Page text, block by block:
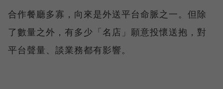
合作餐廳多寡，向來是外送平台命脈之一。但除
了數量之外，有多少「名店」願意投懷送抱，對
平台聲量、談業務都有影響。